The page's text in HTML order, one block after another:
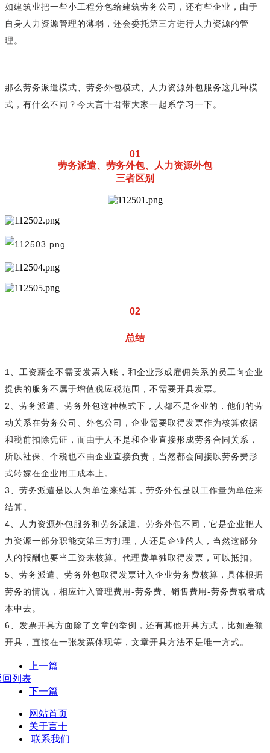
如建筑业把一些小工程分包给建筑劳务公司，还有些企业，由于
自身人力资源管理的薄弱，还会委托第三方进行人力资源的管
理。
那么劳务派遣模式、劳务外包模式、人力资源外包服务这几种模
式，有什么不同？今天言十君带大家一起系学习一下。
01
劳务派遣、劳务外包、人力资源外包
三者区别
02
总结
1、工资薪金不需要发票入账，和企业形成雇佣关系的员工向企业
提供的服务不属于增值税应税范围，不需要开具发票。
2、劳务派遣、劳务外包这种模式下，人都不是企业的，他们的劳
动关系在劳务公司、外包公司，企业需要取得发票作为核算依据
和税前扣除凭证，而由于人不是和企业直接形成劳务合同关系，
所以社保、个税也不由企业直接负责，当然都会间接以劳务费形
式转嫁在企业用工成本上。
3、劳务派遣是以人为单位来结算，劳务外包是以工作量为单位来
结算。
4、人力资源外包服务和劳务派遣、劳务外包不同，它是企业把人
力资源一部分职能交第三方打理，人还是企业的人，当然这部分
人的报酬也要当工资来核算。代理费单独取得发票，可以抵扣。
5、劳务派遣、劳务外包取得发票计入企业劳务费核算，具体根据
劳务的情况，相应计入管理费用-劳务费、销售费用-劳务费或者成
本中去。
6、发票开具方面除了文章的举例，还有其他开具方式，比如差额
开具，直接在一张发票体现等，文章开具方法不是唯一方式。
上一篇
回列表
下一篇
网站首页
关于言十
联系我们